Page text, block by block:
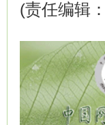
(责任编辑